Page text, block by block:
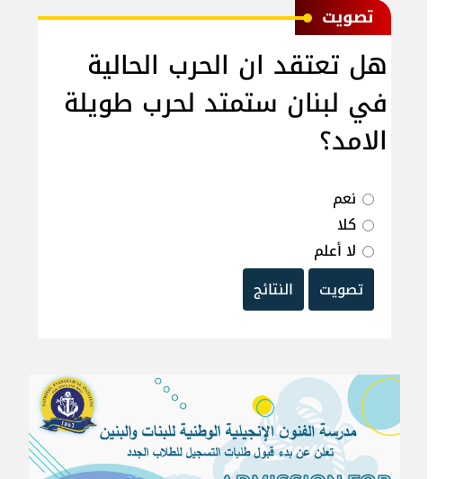
ﺗﺼﻮﻳﺖ
هل تعتقد ان الحرب الحالية
في لبنان ستمتد لحرب طويلة
الامد؟
نعم
كلا
لا أعلم
تصويت
النتائج